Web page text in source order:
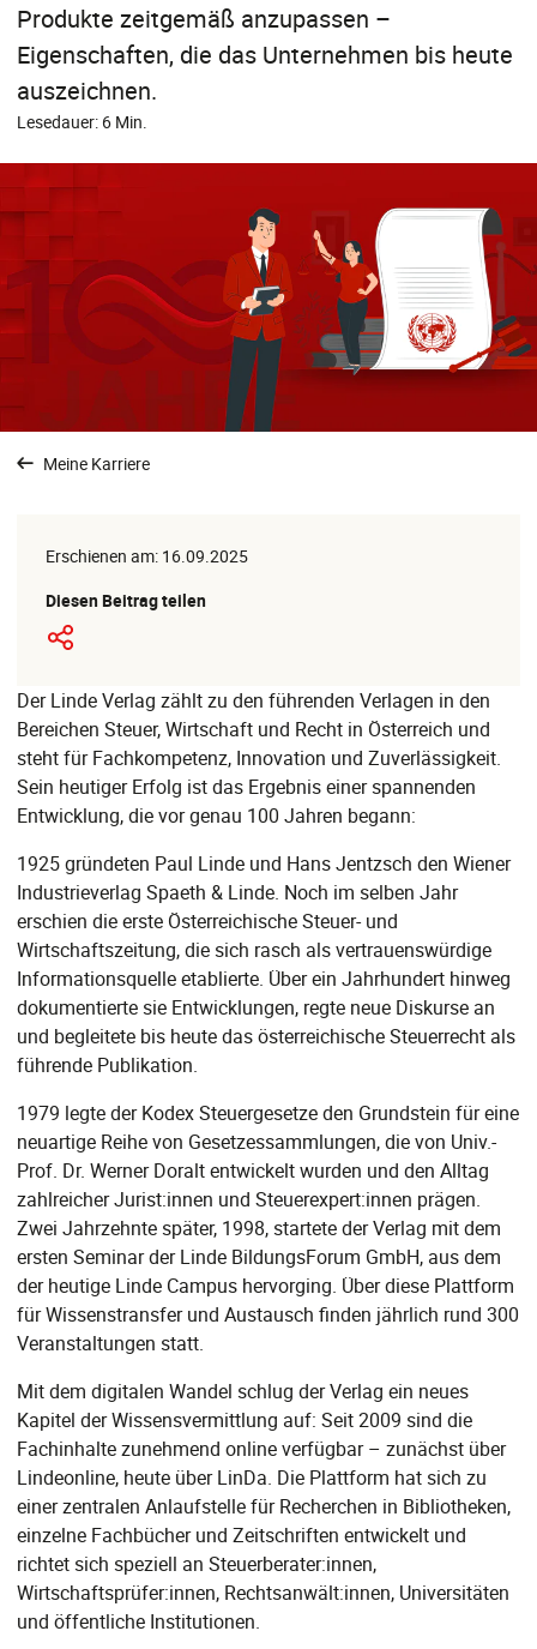
Produkte zeitgemäß anzupassen –
Eigenschaften, die das Unternehmen bis heute
auszeichnen.
Lesedauer: 6 Min.
Meine Karriere
Erschienen am: 16.09.2025
Diesen Beitrag teilen
Der Linde Verlag zählt zu den führenden Verlagen in den
Bereichen Steuer, Wirtschaft und Recht in Österreich und
steht für Fachkompetenz, Innovation und Zuverlässigkeit.
Sein heutiger Erfolg ist das Ergebnis einer spannenden
Entwicklung, die vor genau 100 Jahren begann:
1925 gründeten Paul Linde und Hans Jentzsch den Wiener
Industrieverlag Spaeth & Linde. Noch im selben Jahr
erschien die erste Österreichische Steuer- und
Wirtschaftszeitung, die sich rasch als vertrauenswürdige
Informationsquelle etablierte. Über ein Jahrhundert hinweg
dokumentierte sie Entwicklungen, regte neue Diskurse an
und begleitete bis heute das österreichische Steuerrecht als
führende Publikation.
1979 legte der Kodex Steuergesetze den Grundstein für eine
neuartige Reihe von Gesetzessammlungen, die von Univ.-
Prof. Dr. Werner Doralt entwickelt wurden und den Alltag
zahlreicher Jurist:innen und Steuerexpert:innen prägen.
Zwei Jahrzehnte später, 1998, startete der Verlag mit dem
ersten Seminar der Linde BildungsForum GmbH, aus dem
der heutige Linde Campus hervorging. Über diese Plattform
für Wissenstransfer und Austausch finden jährlich rund 300
Veranstaltungen statt.
Mit dem digitalen Wandel schlug der Verlag ein neues
Kapitel der Wissensvermittlung auf: Seit 2009 sind die
Fachinhalte zunehmend online verfügbar – zunächst über
Lindeonline, heute über LinDa. Die Plattform hat sich zu
einer zentralen Anlaufstelle für Recherchen in Bibliotheken,
einzelne Fachbücher und Zeitschriften entwickelt und
richtet sich speziell an Steuerberater:innen,
Wirtschaftsprüfer:innen, Rechtsanwält:innen, Universitäten
und öffentliche Institutionen.